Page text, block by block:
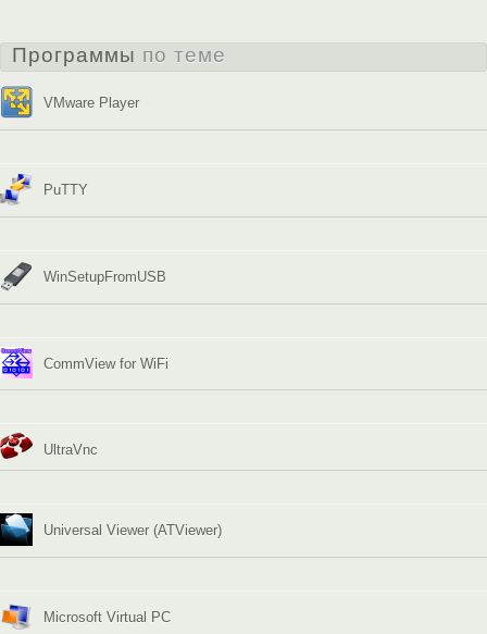
Программы по теме
VMware Player
PuTTY
WinSetupFromUSB
CommView for WiFi
UltraVnc
Universal Viewer (ATViewer)
Microsoft Virtual PC